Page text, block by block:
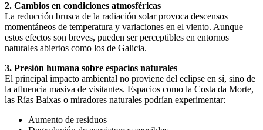
2. Cambios en condiciones atmosféricas
La reducción brusca de la radiación solar provoca descensos
momentáneos de temperatura y variaciones en el viento. Aunque
estos efectos son breves, pueden ser perceptibles en entornos
naturales abiertos como los de Galicia.
3. Presión humana sobre espacios naturales
El principal impacto ambiental no proviene del eclipse en sí, sino de
la afluencia masiva de visitantes. Espacios como la Costa da Morte,
las Rías Baixas o miradores naturales podrían experimentar:
Aumento de residuos